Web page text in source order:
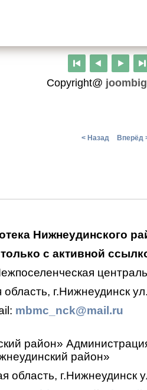
Copyright@
< Назад Вперёд
Нижнеудинского
с активной
г.Нижнеудинск
mbmc_nck@mail.ru
район»
район»
область, г.Нижнеудинск